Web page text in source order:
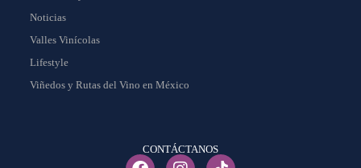
Noticias
Valles Vinícolas
Lifestyle
Viñedos y Rutas del Vino en México
CONTÁCTANOS